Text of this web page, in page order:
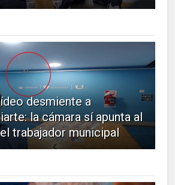
desmiente a
la cámara sí apunta al
trabajador municipal